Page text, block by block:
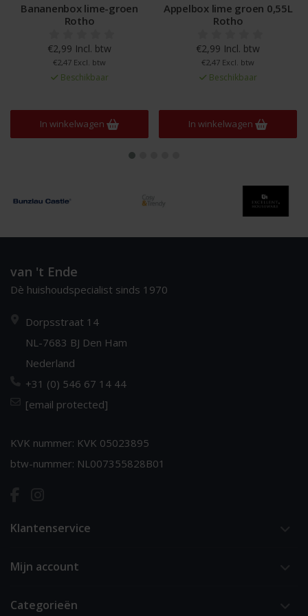
Bananenbox lime-groen
Rotho
€2,99 Incl. btw
€2,47 Excl. btw
Beschikbaar
In winkelwagen
Appelbox lime groen 0,55L
Rotho
€2,99 Incl. btw
€2,47 Excl. btw
Beschikbaar
In winkelwagen
van 't Ende
Dè huishoudspecialist sinds 1970
Dorpsstraat 14
NL-7683 BJ Den Ham
Nederland
+31 (0) 546 67 14 44
[email protected]
KVK nummer: KVK 05023895
btw-nummer: NL007355828B01
Klantenservice
Mijn account
Categorieën